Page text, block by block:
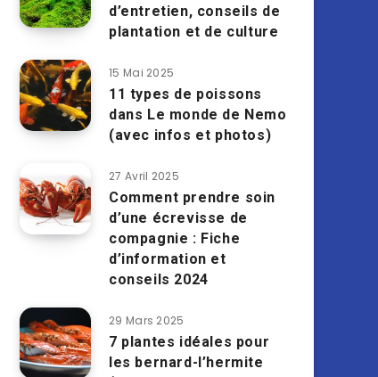
d’entretien, conseils de
plantation et de culture
15 Mai 2025
11 types de poissons
dans Le monde de Nemo
(avec infos et photos)
27 Avril 2025
Comment prendre soin
d’une écrevisse de
compagnie : Fiche
d’information et
conseils 2024
29 Mars 2025
7 plantes idéales pour
les bernard-l’hermite